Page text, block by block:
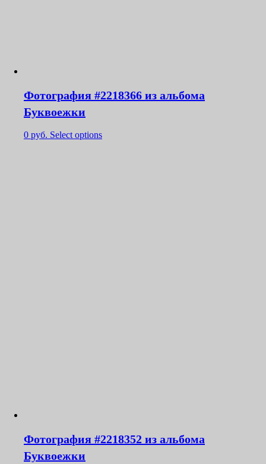
Фотография #2218366 из альбома
Буквоежки
0 руб. Select options
Фотография #2218352 из альбома
Буквоежки